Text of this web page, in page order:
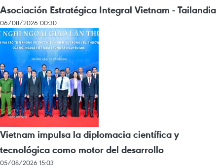
Asociación Estratégica Integral Vietnam - Tailandia
06/08/2026 00:30
Vietnam impulsa la diplomacia científica y
tecnológica como motor del desarrollo
05/08/2026 15:03